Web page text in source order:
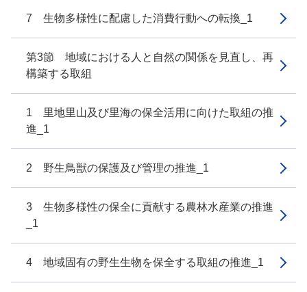
7 生物多様性に配慮した消費行動への転換_1
第3節 地域における人と自然の関係を見直し、再
構築する取組
1 里地里山及び里海の保全活用に向けた取組の推
進_1
2 野生鳥獣の保護及び管理の推進_1
3 生物多様性の保全に貢献する農林水産業の推進
_1
4 地域固有の野生生物を保全する取組の推進_1